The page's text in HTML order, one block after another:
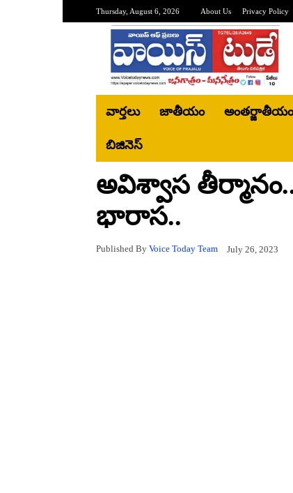
Thursday, August 6, 2026 About Us Privacy Policy
వార్తలు జాతీయం అంతర్జాతీయం
బిజినెస్‌
అవిశ్వాస
భారాస..
Published By Voice Today Team July 26, 2023